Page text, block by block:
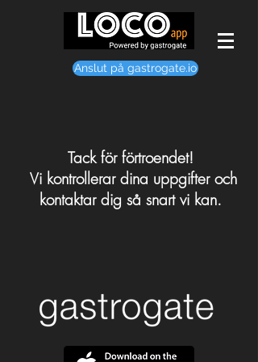
Anslut på gastrogate.io
Tack för förtroendet!
Vi kontrollerar dina uppgifter och
kontaktar dig så snart vi kan.